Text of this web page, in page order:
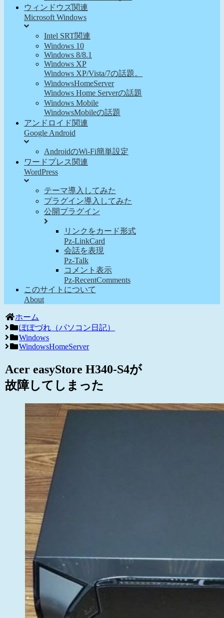
ウィンドウズ関連
Microsoft Windows
Intel SRT関連
Windows 10
Windows 8/8.1
Windows XP
Windows XP/Vista/7の話題。
WindowsHomeServer
Windows Home Serverの話題
Windows Mobile
WindowsMobileの話題
アンドロイド関連
Google Android
AndroidのWi-Fi簡単設定
ワードプレス関連
WordPress
テーマ導入してみた
プラグイン導入してみた
公開プラグイン
リンクをカード形式
Pz-LinkCard
会話を表現
Pz-Talk
コメント表示
Pz-RecentComments
このサイトについて
About
ホーム
ぽぽづれ（パソコン日記）
Windows
WindowsHomeServer
Acer easyStore H340-S4が
故障してしまった